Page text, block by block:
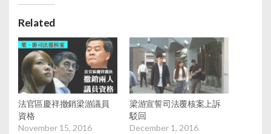
Related
法官區慶祥撤銷梁游議員
資格
November 15, 2016
梁游宣誓司法覆核案上訴
駁回
December 1, 2016